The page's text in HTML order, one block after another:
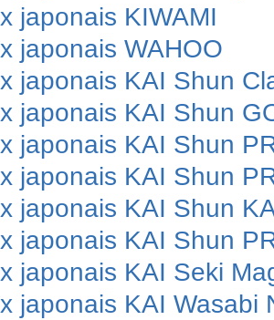
japonais KIWAMI
japonais WAHOO
japonais KAI Shun
japonais KAI Shun
japonais KAI Shun
japonais KAI Shun
japonais KAI Shun
japonais KAI Shun
japonais KAI Seki
japonais KAI Wasabi